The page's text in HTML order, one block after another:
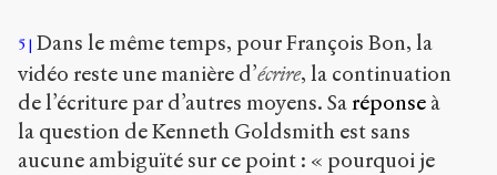
5 Dans le même temps, pour François Bon, la
vidéo reste une manière d’écrire, la continuation
de l’écriture par d’autres moyens. Saréponse à
la question de Kenneth Goldsmith est sans
aucune ambiguïté sur ce point : « pourquoi je